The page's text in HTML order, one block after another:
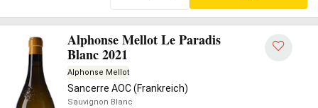
Alphonse Mellot Le Paradis
Blanc 2021
Alphonse Mellot
Sancerre AOC (Frankreich)
Sauvignon Blanc